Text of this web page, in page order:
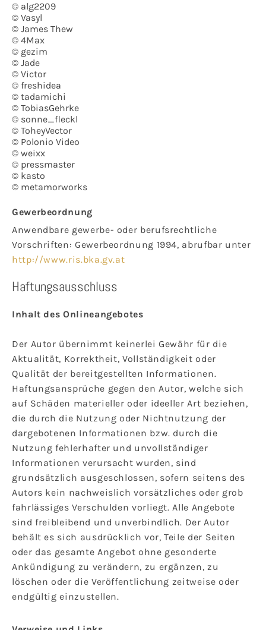
© alg2209
© Vasyl
© James Thew
© 4Max
© gezim
© Jade
© Victor
© freshidea
© tadamichi
© TobiasGehrke
© sonne_fleckl
© ToheyVector
© Polonio Video
© weixx
© pressmaster
© kasto
© metamorworks
Gewerbeordnung
Anwendbare gewerbe- oder berufsrechtliche
Vorschriften: Gewerbeordnung 1994, abrufbar unter
http://www.ris.bka.gv.at
Haftungsausschluss
Inhalt des Onlineangebotes
Der Autor übernimmt keinerlei Gewähr für die
Aktualität, Korrektheit, Vollständigkeit oder
Qualität der bereitgestellten Informationen.
Haftungsansprüche gegen den Autor, welche sich
auf Schäden materieller oder ideeller Art beziehen,
die durch die Nutzung oder Nichtnutzung der
dargebotenen Informationen bzw. durch die
Nutzung fehlerhafter und unvollständiger
Informationen verursacht wurden, sind
grundsätzlich ausgeschlossen, sofern seitens des
Autors kein nachweislich vorsätzliches oder grob
fahrlässiges Verschulden vorliegt. Alle Angebote
sind freibleibend und unverbindlich. Der Autor
behält es sich ausdrücklich vor, Teile der Seiten
oder das gesamte Angebot ohne gesonderte
Ankündigung zu verändern, zu ergänzen, zu
löschen oder die Veröffentlichung zeitweise oder
endgültig einzustellen.